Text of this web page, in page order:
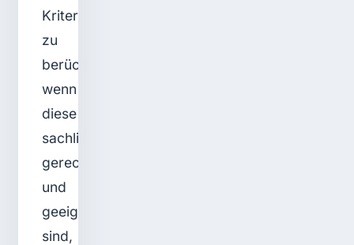
Kriterien
zu
berücksichtigen,
wenn
diese
sachlich
gerechtfertigt
und
geeignet
sind,